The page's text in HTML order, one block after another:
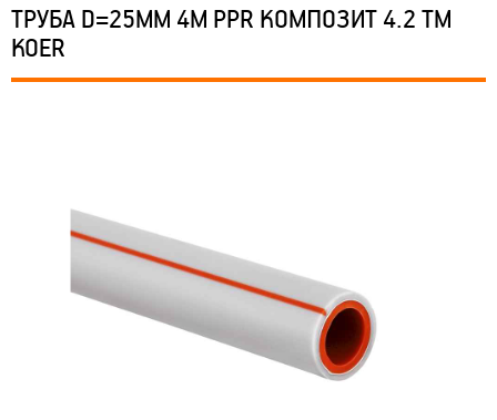
ТРУБА D=25ММ 4М PPR КОМПОЗИТ 4.2 ТМ
KOER